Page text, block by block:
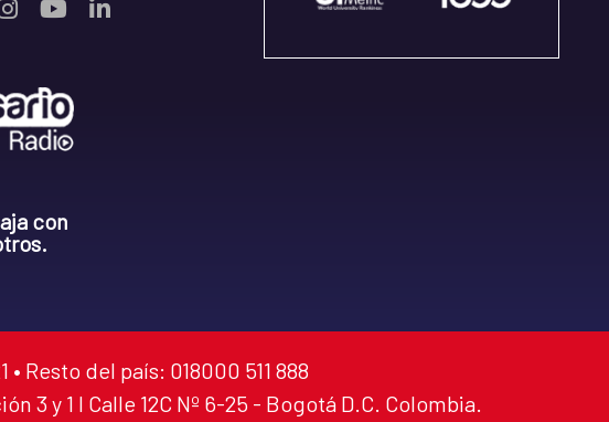
con
Resto del país: 018000 511 888
3 y 1 I Calle 12C Nº 6-25 - Bogotá D.C. Colombia.